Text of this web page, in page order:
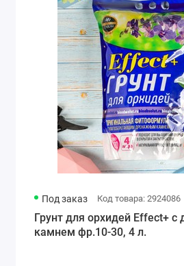
Под заказ Код товара: 2924086
Грунт для орхидей Effect+
камнем фр.10-30, 4 л.